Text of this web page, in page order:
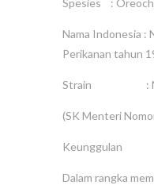
Nama Indonesia :
Perikanan tahun
Strain : Nila
(SK Menteri
Keunggulan
Dalam rangka